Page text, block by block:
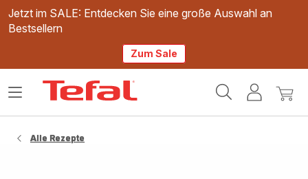
Jetzt im SALE: Entdecken Sie eine große Auswahl an
Bestsellern
Zum Sale
Mein
Mein
Das
Alle Rezepte